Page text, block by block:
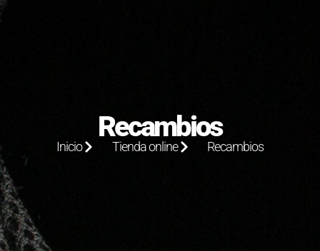
Recambios
Inicio Tienda online Recambios